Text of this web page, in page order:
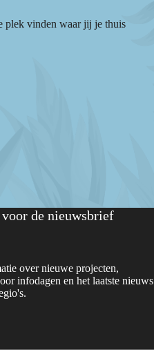
plek vinden waar jij je thuis
de nieuwsbrief
over nieuwe projecten,
infodagen en het laatste nieuws